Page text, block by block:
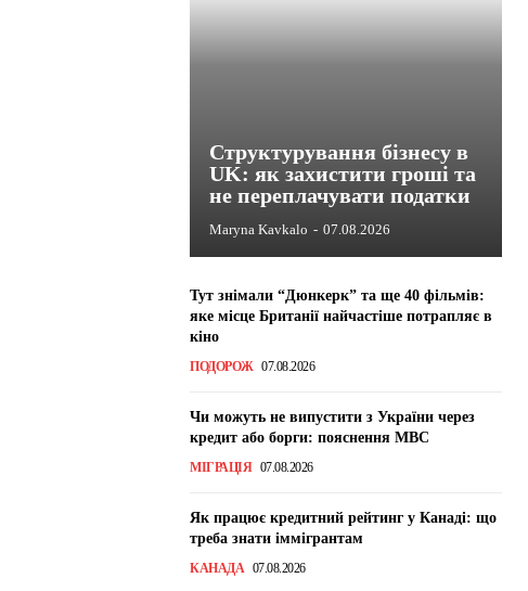
Структурування бізнесу в
UK: як захистити гроші та
не переплачувати податки
Maryna Kavkalo - 07.08.2026
Тут знімали “Дюнкерк” та ще 40 фільмів:
яке місце Британії найчастіше потрапляє в
кіно
ПОДОРОЖ 07.08.2026
Чи можуть не випустити з України через
кредит або борги: пояснення МВС
МІГРАЦІЯ 07.08.2026
Як працює кредитний рейтинг у Канаді: що
треба знати іммігрантам
КАНАДА 07.08.2026